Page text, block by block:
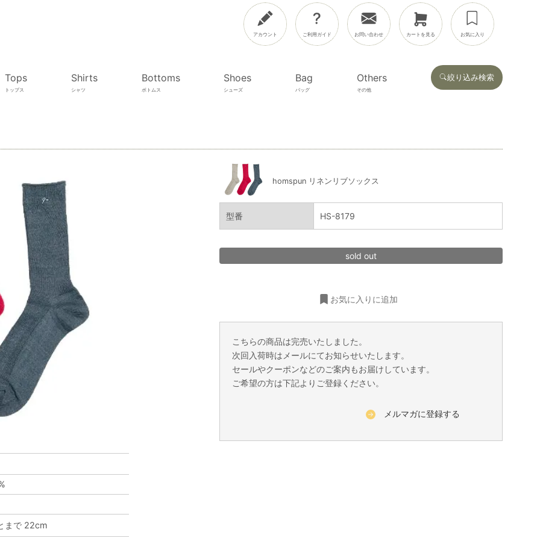
アカウント ご利用ガイド お問い合わせ カートを見る お気に入り
Tops
トップス
Shirts
シャツ
Bottoms
ボトムス
Shoes
シューズ
Bag
バッグ
Others
その他
絞り込み検索
homspun リネンリブソックス
型番 HS-8179
sold out
お気に入りに追加
こちらの商品は完売いたしました。
次回入荷時はメールにてお知らせいたします。
セールやクーポンなどのご案内もお届けしています。
ご希望の方は下記よりご登録ください。
メルマガに登録する
まで 22cm